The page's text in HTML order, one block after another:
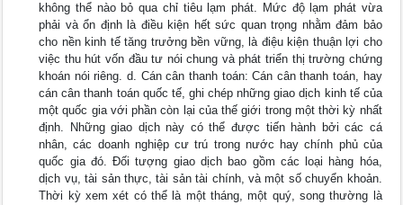
không thể nào bỏ qua chỉ tiêu lạm phát. Mức độ lạm phát vừa
phải và ổn định là điều kiện hết sức quan trọng nhằm đảm bảo
cho nền kinh tế tăng trưởng bền vững, là điệu kiện thuận lợi cho
việc thu hút vốn đầu tư nói chung và phát triển thị trường chứng
khoán nói riêng. d. Cán cân thanh toán: Cán cân thanh toán, hay
cán cân thanh toán quốc tế, ghi chép những giao dịch kinh tế của
một quốc gia với phần còn lại của thế giới trong một thời kỳ nhất
định. Những giao dịch này có thể được tiến hành bởi các cá
nhân, các doanh nghiệp cư trú trong nước hay chính phủ của
quốc gia đó. Đối tượng giao dịch bao gồm các loại hàng hóa,
dịch vụ, tài sản thực, tài sản tài chính, và một số chuyển khoản.
Thời kỳ xem xét có thể là một tháng, một quý, song thường là